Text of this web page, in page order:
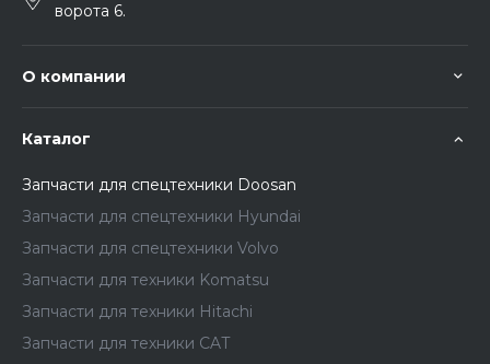
ворота 6.
О компании
Каталог
Запчасти для спецтехники Doosan
Запчасти для спецтехники Hyundai
Запчасти для спецтехники Volvo
Запчасти для техники Komatsu
Запчасти для техники Hitachi
Запчасти для техники CAT